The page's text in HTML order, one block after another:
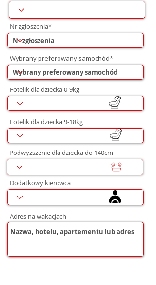
Nr zgłoszenia*
Wybrany preferowany samochód*
Fotelik dla dziecka 0-9kg
Fotelik dla dziecka 9-18kg
Podwyższenie dla dziecka do 140cm
Dodatkowy kierowca
Adres na wakacjach